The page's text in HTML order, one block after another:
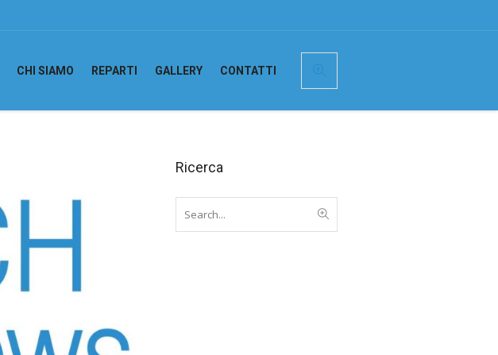
CHI SIAMO REPARTI GALLERY CONTATTI
Ricerca